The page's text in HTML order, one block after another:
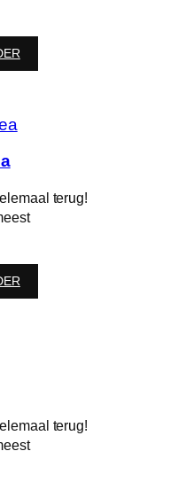
:
31
terug!
:
14
terug!